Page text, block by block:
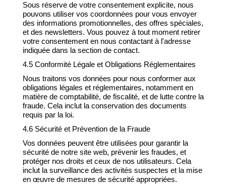
Sous réserve de votre consentement explicite, nous
pouvons utiliser vos coordonnées pour vous envoyer
des informations promotionnelles, des offres spéciales,
et des newsletters. Vous pouvez à tout moment retirer
votre consentement en nous contactant à l'adresse
indiquée dans la section de contact.
4.5 Conformité Légale et Obligations Réglementaires
Nous traitons vos données pour nous conformer aux
obligations légales et réglementaires, notamment en
matière de comptabilité, de fiscalité, et de lutte contre la
fraude. Cela inclut la conservation des documents
requis par la loi.
4.6 Sécurité et Prévention de la Fraude
Vos données peuvent être utilisées pour garantir la
sécurité de notre site web, prévenir les fraudes, et
protéger nos droits et ceux de nos utilisateurs. Cela
inclut la surveillance des activités suspectes et la mise
en œuvre de mesures de sécurité appropriées.